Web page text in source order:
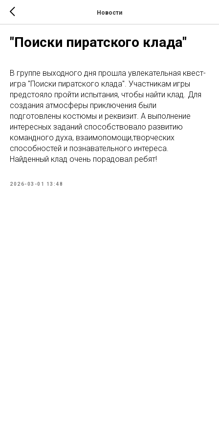
Новости
"Поиски пиратского клада"
В группе выходного дня прошла увлекательная квест-
игра "Поиски пиратского клада". Участникам игры
предстояло пройти испытания, чтобы найти клад. Для
создания атмосферы приключения были
подготовлены костюмы и реквизит. А выполнение
интересных заданий способствовало развитию
командного духа, взаимопомощи,творческих
способностей и познавательного интереса.
Найденный клад очень порадовал ребят!
2026-03-01 13:48